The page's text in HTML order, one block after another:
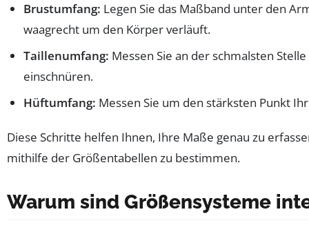
Brustumfang: Legen Sie das Maßband unter den
waagrecht um den Körper verläuft.
Taillenumfang: Messen Sie an der schmalsten
einschnüren.
Hüftumfang: Messen Sie um den stärksten Punkt
Diese Schritte helfen Ihnen, Ihre Maße genau zu
mithilfe der Größentabellen zu bestimmen.
Warum sind Größensysteme